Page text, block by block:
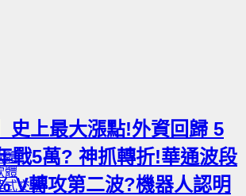
體
體
式交易
史上最大漲點!外資回歸 5
戰5萬? 神抓轉折!華通波段
V轉攻第二波?機器人認明